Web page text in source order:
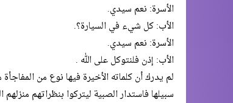
الأسرة: نعم سيدي.
الأب: كل شيء في السيارة؟.
الأسرة: نعم سيدي.
الأب: إذن فلنتوكل على الله .
لم يدرك أن كلماته الأخيرة فيها نوع من
سبيلها فاستدار الصبية ليتركوا بنظراتهم